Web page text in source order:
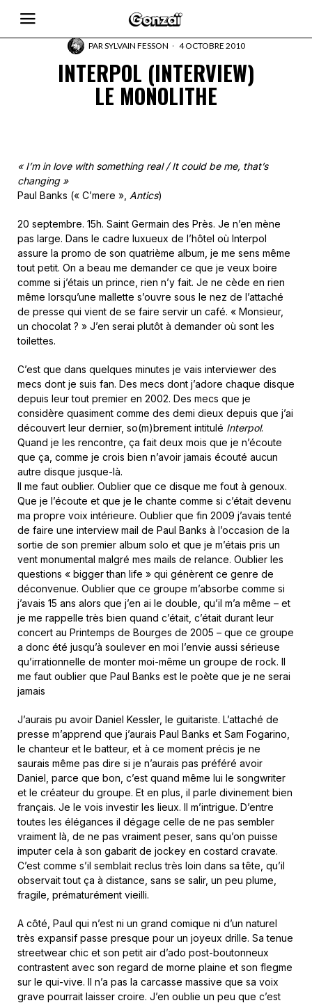
PARSYLVAIN FESSON 4 OCTOBRE 2010
INTERPOL (INTERVIEW)
LE MONOLITHE
« I’m in love with something real / It could be me, that’s
changing »
Paul Banks (« C’mere », Antics)
20 septembre. 15h. Saint Germain des Près. Je n’en mène
pas large. Dans le cadre luxueux de l’hôtel où Interpol
assure la promo de son quatrième album, je me sens même
tout petit. On a beau me demander ce que je veux boire
comme si j’étais un prince, rien n’y fait. Je ne cède en rien
même lorsqu’une mallette s’ouvre sous le nez de l’attaché
de presse qui vient de se faire servir un café. « Monsieur,
un chocolat ? » J’en serai plutôt à demander où sont les
toilettes.
C’est que dans quelques minutes je vais interviewer des
mecs dont je suis fan. Des mecs dont j’adore chaque disque
depuis leur tout premier en 2002. Des mecs que je
considère quasiment comme des demi dieux depuis que j’ai
découvert leur dernier, so(m)brement intitulé Interpol.
Quand je les rencontre, ça fait deux mois que je n’écoute
que ça, comme je crois bien n’avoir jamais écouté aucun
autre disque jusque-là.
Il me faut oublier. Oublier que ce disque me fout à genoux.
Que je l’écoute et que je le chante comme si c’était devenu
ma propre voix intérieure. Oublier que fin 2009 j’avais tenté
de faire une interview mail de Paul Banks à l’occasion de la
sortie de son premier album solo et que je m’étais pris un
vent monumental malgré mes mails de relance. Oublier les
questions « bigger than life » qui génèrent ce genre de
déconvenue. Oublier que ce groupe m’absorbe comme si
j’avais 15 ans alors que j’en ai le double, qu’il m’a même – et
je me rappelle très bien quand c’était, c’était durant leur
concert au Printemps de Bourges de 2005 – que ce groupe
a donc été jusqu’à soulever en moi l’envie aussi sérieuse
qu’irrationnelle de monter moi-même un groupe de rock. Il
me faut oublier que Paul Banks est le poète que je ne serai
jamais
J’aurais pu avoir Daniel Kessler, le guitariste. L’attaché de
presse m’apprend que j’aurais Paul Banks et Sam Fogarino,
le chanteur et le batteur, et à ce moment précis je ne
saurais même pas dire si je n’aurais pas préféré avoir
Daniel, parce que bon, c’est quand même lui le songwriter
et le créateur du groupe. Et en plus, il parle divinement bien
français. Je le vois investir les lieux. Il m’intrigue. D’entre
toutes les élégances il dégage celle de ne pas sembler
vraiment là, de ne pas vraiment peser, sans qu’on puisse
imputer cela à son gabarit de jockey en costard cravate.
C’est comme s’il semblait reclus très loin dans sa tête, qu’il
observait tout ça à distance, sans se salir, un peu plume,
fragile, prématurément vieilli.
A côté, Paul qui n’est ni un grand comique ni d’un naturel
très expansif passe presque pour un joyeux drille. Sa tenue
streetwear chic et son petit air d’ado post-boutonneux
contrastent avec son regard de morne plaine et son flegme
sur le qui-vive. Il n’a pas la carcasse massive que sa voix
grave pourrait laisser croire. J’en oublie un peu que c’est